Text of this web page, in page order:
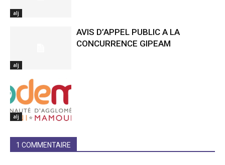
alj
alj
AVIS D’APPEL PUBLIC A LA
CONCURRENCE GIPEAM
alj
1 COMMENTAIRE